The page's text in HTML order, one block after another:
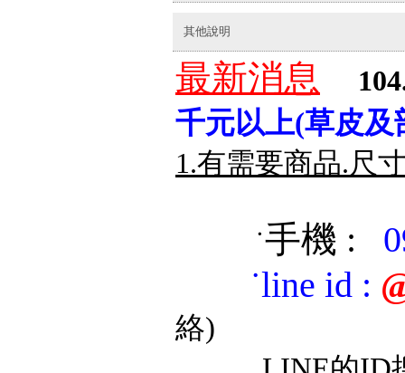
其他說明
最新消息
千元以上(草皮及
1.有需要商品.尺
˙手機 :
˙line id :
絡)